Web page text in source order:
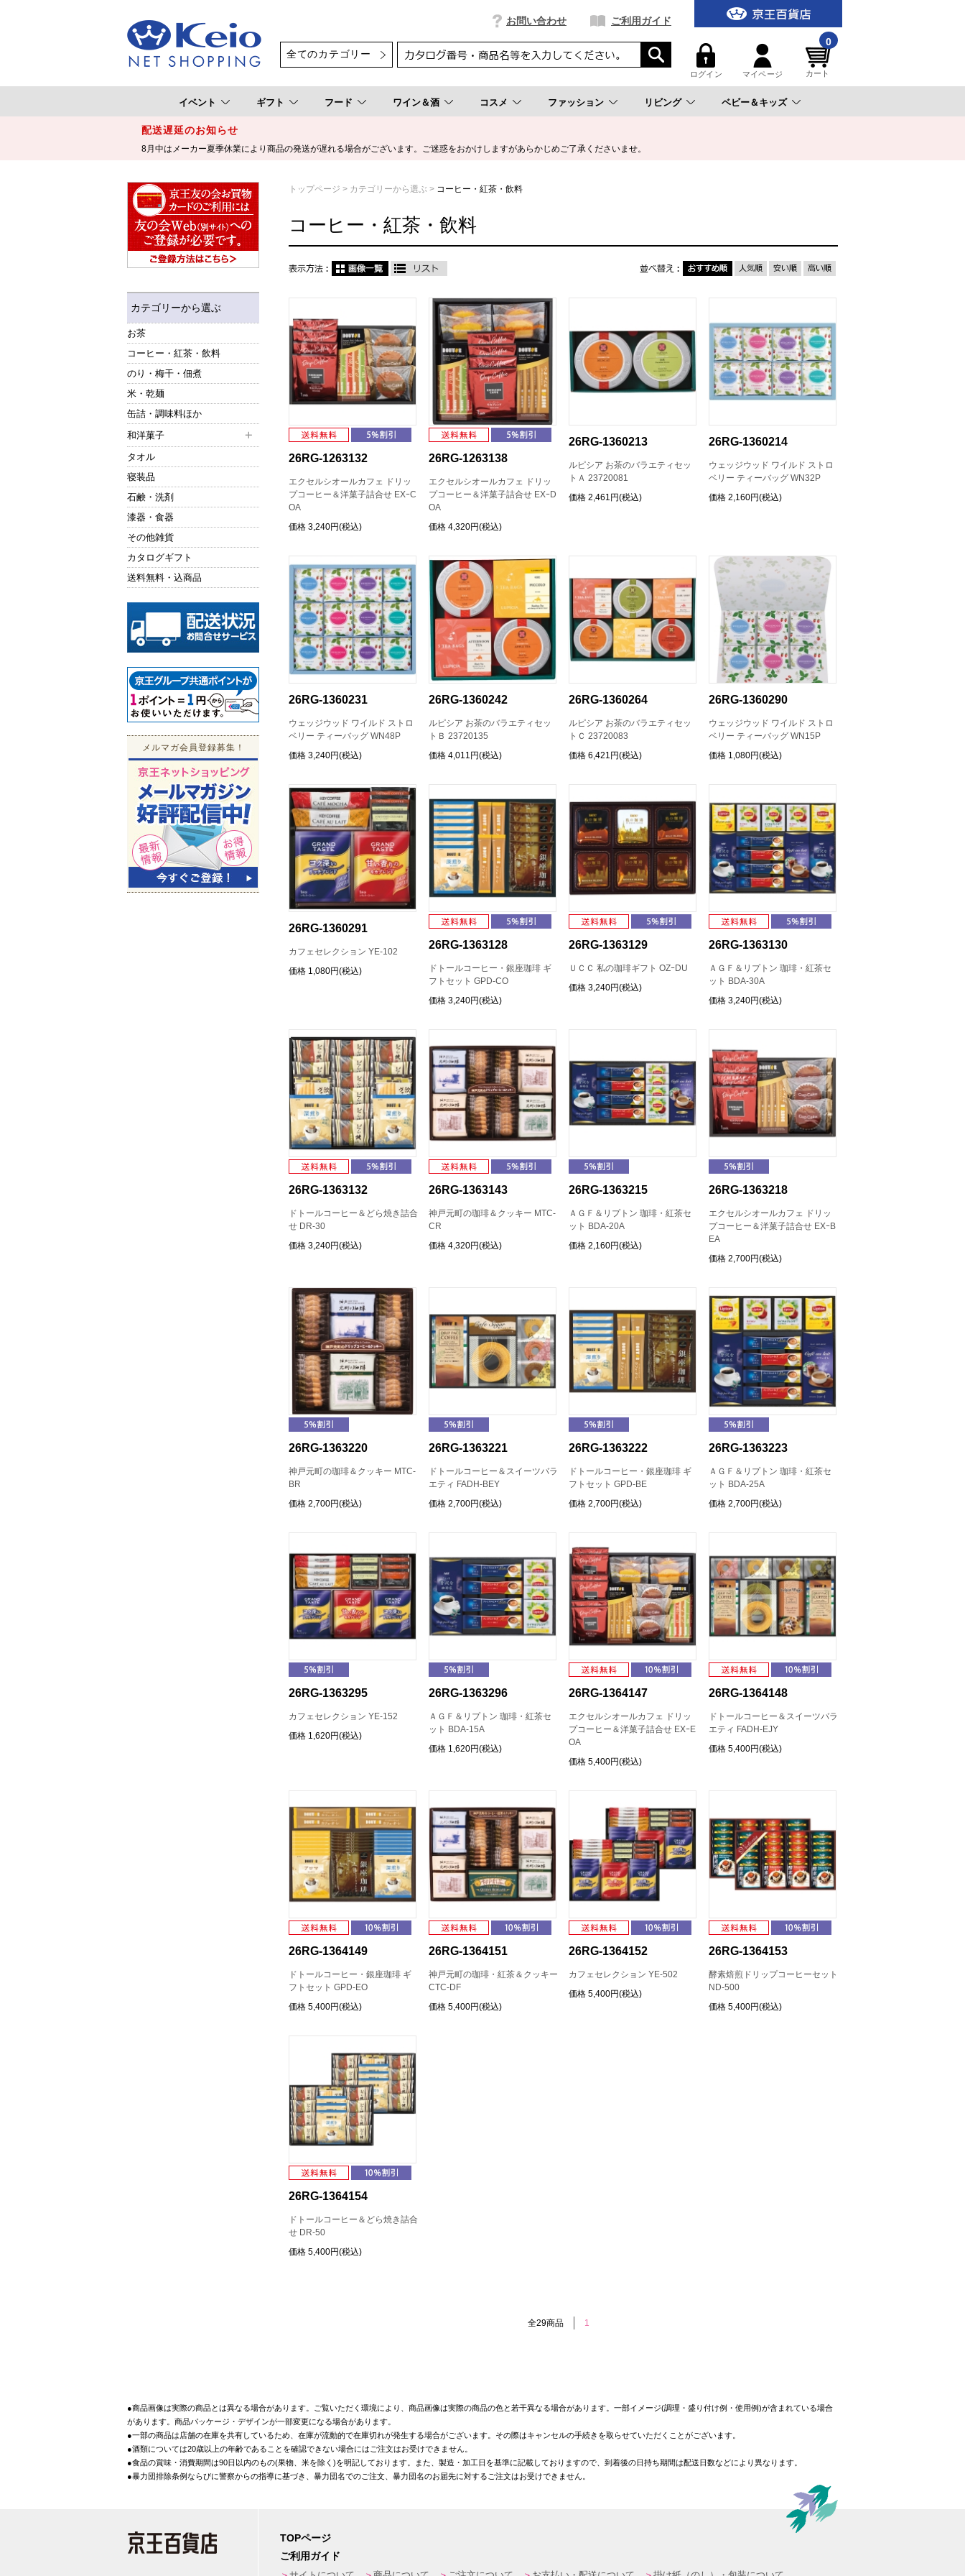
お問い合わせ ご利用ガイド
ログイン マイページ
0
カート
イベント ギフト フード ワイン＆酒 コスメ ファッション リビング ベビー＆キッズ
配送遅延のお知らせ
8月中はメーカー夏季休業により商品の発送が遅れる場合がございます。ご迷惑をおかけしますがあらかじめご了承くださいませ。
カテゴリーから選ぶ
お茶
コーヒー・紅茶・飲料
のり・梅干・佃煮
米・乾麺
缶詰・調味料ほか
和洋菓子
タオル
寝装品
石鹸・洗剤
漆器・食器
その他雑貨
カタログギフト
送料無料・込商品
メルマガ会員登録募集！
トップページ カテゴリーから選ぶ コーヒー・紅茶・飲料
コーヒー・紅茶・飲料
26RG-1263132
エクセルシオールカフェ ドリッ
プコーヒー＆洋菓子詰合せ EXｰC
OA
価格 3,240円(税込)
26RG-1263138
エクセルシオールカフェ ドリッ
プコーヒー＆洋菓子詰合せ EXｰD
OA
価格 4,320円(税込)
26RG-1360213
ルピシア お茶のバラエティセッ
トＡ 23720081
価格 2,461円(税込)
26RG-1360214
ウェッジウッド ワイルド ストロ
ベリー ティーバッグ WN32P
価格 2,160円(税込)
26RG-1360231
ウェッジウッド ワイルド ストロ
ベリー ティーバッグ WN48P
価格 3,240円(税込)
26RG-1360242
ルピシア お茶のバラエティセッ
トＢ 23720135
価格 4,011円(税込)
26RG-1360264
ルピシア お茶のバラエティセッ
トＣ 23720083
価格 6,421円(税込)
26RG-1360290
ウェッジウッド ワイルド ストロ
ベリー ティーバッグ WN15P
価格 1,080円(税込)
26RG-1360291
カフェセレクション YE-102
価格 1,080円(税込)
26RG-1363128
ドトールコーヒー・銀座珈琲 ギ
フトセット GPD-CO
価格 3,240円(税込)
26RG-1363129
ＵＣＣ 私の珈琲ギフト OZｰDU
価格 3,240円(税込)
26RG-1363130
ＡＧＦ＆リプトン 珈琲・紅茶セ
ット BDA-30A
価格 3,240円(税込)
26RG-1363132
ドトールコーヒー＆どら焼き詰合
せ DR-30
価格 3,240円(税込)
26RG-1363143
神戸元町の珈琲＆クッキー MTC-
CR
価格 4,320円(税込)
26RG-1363215
ＡＧＦ＆リプトン 珈琲・紅茶セ
ット BDA-20A
価格 2,160円(税込)
26RG-1363218
エクセルシオールカフェ ドリッ
プコーヒー＆洋菓子詰合せ EXｰB
EA
価格 2,700円(税込)
26RG-1363220
神戸元町の珈琲＆クッキー MTC-
BR
価格 2,700円(税込)
26RG-1363221
ドトールコーヒー＆スイーツバラ
エティ FADH-BEY
価格 2,700円(税込)
26RG-1363222
ドトールコーヒー・銀座珈琲 ギ
フトセット GPD-BE
価格 2,700円(税込)
26RG-1363223
ＡＧＦ＆リプトン 珈琲・紅茶セ
ット BDA-25A
価格 2,700円(税込)
26RG-1363295
カフェセレクション YE-152
価格 1,620円(税込)
26RG-1363296
ＡＧＦ＆リプトン 珈琲・紅茶セ
ット BDA-15A
価格 1,620円(税込)
26RG-1364147
エクセルシオールカフェ ドリッ
プコーヒー＆洋菓子詰合せ EXｰE
OA
価格 5,400円(税込)
26RG-1364148
ドトールコーヒー＆スイーツバラ
エティ FADH-EJY
価格 5,400円(税込)
26RG-1364149
ドトールコーヒー・銀座珈琲 ギ
フトセット GPD-EO
価格 5,400円(税込)
26RG-1364151
神戸元町の珈琲・紅茶＆クッキー
CTC-DF
価格 5,400円(税込)
26RG-1364152
カフェセレクション YE-502
価格 5,400円(税込)
26RG-1364153
酵素焙煎ドリップコーヒーセット
ND-500
価格 5,400円(税込)
26RG-1364154
ドトールコーヒー＆どら焼き詰合
せ DR-50
価格 5,400円(税込)
全29商品 1
●商品画像は実際の商品とは異なる場合があります。ご覧いただく環境により、商品画像は実際の商品の色と若干異なる場合があります。一部イメージ(調理・盛り付け例・使用例)が含まれている場合
があります。商品パッケージ・デザインが一部変更になる場合があります。
●一部の商品は店舗の在庫を共有しているため、在庫が流動的で在庫切れが発生する場合がございます。その際はキャンセルの手続きを取らせていただくことがございます。
●酒類については20歳以上の年齢であることを確認できない場合にはご注文はお受けできません。
●食品の賞味・消費期間は90日以内のもの(果物、米を除く)を明記しております。また、製造・加工日を基準に記載しておりますので、到着後の日持ち期間は配送日数などにより異なります。
●暴力団排除条例ならびに警察からの指導に基づき、暴力団名でのご注文、暴力団名のお届先に対するご注文はお受けできません。
TOPページ
ご利用ガイド